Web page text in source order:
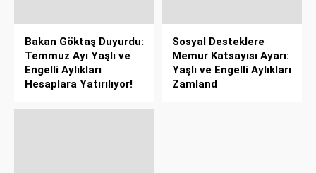
Bakan Göktaş Duyurdu:
Temmuz Ayı Yaşlı ve
Engelli Aylıkları
Hesaplara Yatırılıyor!
Sosyal Desteklere
Memur Katsayısı Ayarı:
Yaşlı ve Engelli Aylıkları
Zamland